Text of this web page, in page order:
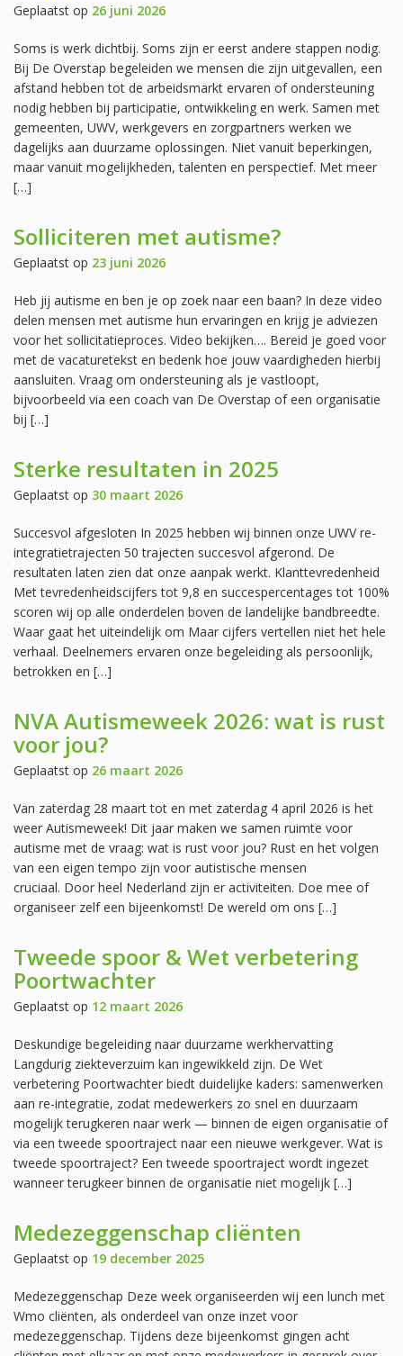
Geplaatst op 26 juni 2026
Soms is werk dichtbij. Soms zijn er eerst andere stappen nodig.
Bij De Overstap begeleiden we mensen die zijn uitgevallen, een
afstand hebben tot de arbeidsmarkt ervaren of ondersteuning
nodig hebben bij participatie, ontwikkeling en werk. Samen met
gemeenten, UWV, werkgevers en zorgpartners werken we
dagelijks aan duurzame oplossingen. Niet vanuit beperkingen,
maar vanuit mogelijkheden, talenten en perspectief. Met meer
[…]
Solliciteren met autisme?
Geplaatst op 23 juni 2026
Heb jij autisme en ben je op zoek naar een baan? In deze video
delen mensen met autisme hun ervaringen en krijg je adviezen
voor het sollicitatieproces. Video bekijken…. Bereid je goed voor
met de vacaturetekst en bedenk hoe jouw vaardigheden hierbij
aansluiten. Vraag om ondersteuning als je vastloopt,
bijvoorbeeld via een coach van De Overstap of een organisatie
bij […]
Sterke resultaten in 2025
Geplaatst op 30 maart 2026
Succesvol afgesloten In 2025 hebben wij binnen onze UWV re-
integratietrajecten 50 trajecten succesvol afgerond. De
resultaten laten zien dat onze aanpak werkt. Klanttevredenheid
Met tevredenheidscijfers tot 9,8 en succespercentages tot 100%
scoren wij op alle onderdelen boven de landelijke bandbreedte.
Waar gaat het uiteindelijk om Maar cijfers vertellen niet het hele
verhaal. Deelnemers ervaren onze begeleiding als persoonlijk,
betrokken en […]
NVA Autismeweek 2026: wat is rust
voor jou?
Geplaatst op 26 maart 2026
Van zaterdag 28 maart tot en met zaterdag 4 april 2026 is het
weer Autismeweek! Dit jaar maken we samen ruimte voor
autisme met de vraag: wat is rust voor jou? Rust en het volgen
van een eigen tempo zijn voor autistische mensen
cruciaal. Door heel Nederland zijn er activiteiten. Doe mee of
organiseer zelf een bijeenkomst! De wereld om ons […]
Tweede spoor & Wet verbetering
Poortwachter
Geplaatst op 12 maart 2026
Deskundige begeleiding naar duurzame werkhervatting
Langdurig ziekteverzuim kan ingewikkeld zijn. De Wet
verbetering Poortwachter biedt duidelijke kaders: samenwerken
aan re-integratie, zodat medewerkers zo snel en duurzaam
mogelijk terugkeren naar werk — binnen de eigen organisatie of
via een tweede spoortraject naar een nieuwe werkgever. Wat is
tweede spoortraject? Een tweede spoortraject wordt ingezet
wanneer terugkeer binnen de organisatie niet mogelijk […]
Medezeggenschap cliënten
Geplaatst op 19 december 2025
Medezeggenschap Deze week organiseerden wij een lunch met
Wmo cliënten, als onderdeel van onze inzet voor
medezeggenschap. Tijdens deze bijeenkomst gingen acht